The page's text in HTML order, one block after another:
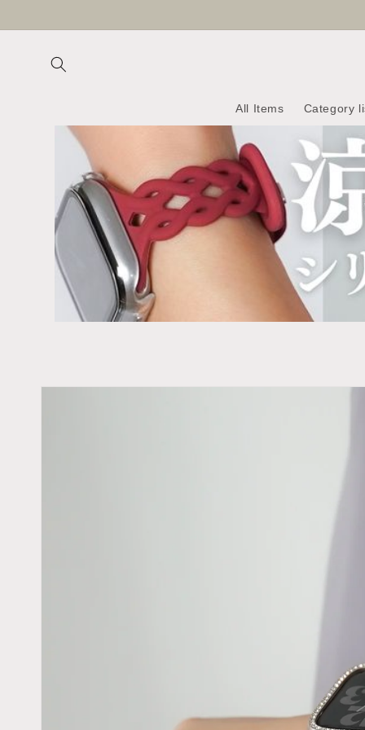
All Items Category
Skip to